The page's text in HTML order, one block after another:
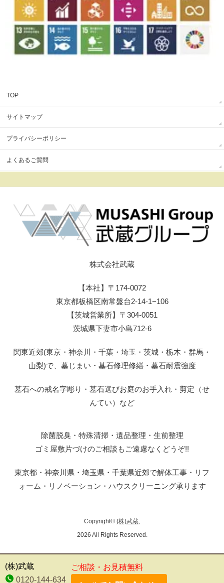
TOP
サイトマップ
プライバシーポリシー
よくあるご質問
株式会社武蔵
【本社】〒174-0072
東京都板橋区南常盤台2-14-1−106
【茨城営業所】〒304-0051
茨城県下妻市小島712-6
関東近郊(東京・神奈川・千葉・埼玉・茨城・栃木・群馬・
山梨)で、墓じまい・墓石修理修繕・墓石耐震強度
墓石への戒名字彫り・墓石選びお庭のお手入れ・剪定（せ
んてい）など
除菌脱臭・特殊清掃・遺品整理・生前整理
ゴミ屋敷片づけのご相談もご遠慮なくどうぞ!!
東京都・神奈川県・埼玉県・千葉県近郊で解体工事・リフ
ォーム・リノベーション・ハウスクリーニング承ります
Copyright© (株)武蔵,
2026 All Rights Reserved.
(株)武蔵
0120-144-634
ご相談・お見積無料